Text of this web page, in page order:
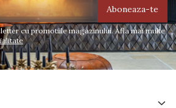
cu promotiile magazinului. Afla mai multe